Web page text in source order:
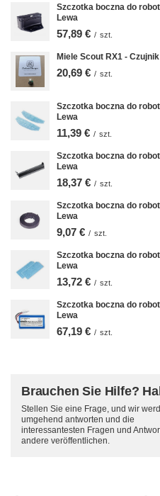
Szczotka boczna do
Lewa
57,89 € / szt.
Miele Scout RX1 -
20,69 € / szt.
Szczotka boczna do
Lewa
11,39 € / szt.
Szczotka boczna do
Lewa
18,37 € / szt.
Szczotka boczna do
Lewa
9,07 € / szt.
Szczotka boczna do
Lewa
13,72 € / szt.
Szczotka boczna do
Lewa
67,19 € / szt.
Brauchen Sie Hilfe?
Stellen Sie eine Frage, und wir
umgehend antworten und die
interessantesten Fragen und
andere veröffentlichen.